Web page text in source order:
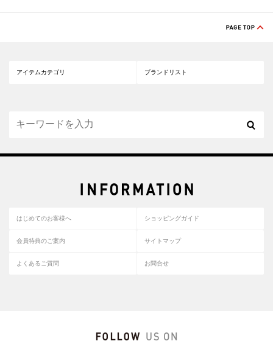
アイテムカテゴリ ブランドリスト
はじめてのお客様へ ショッピングガイド
会員特典のご案内 サイトマップ
よくあるご質問 お問合せ